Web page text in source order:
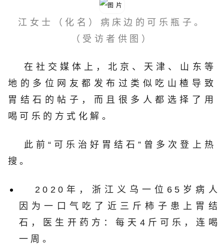
江女士（化名）病床边的可乐瓶子。
（受访者供图）
在社交媒体上，北京、天津、山东 等
地的多位网友都发布过类似吃山楂导致
胃结石的帖子，而且很多人都选择了用
喝可乐的方式化解。
此前“可乐治好胃结石”曾多次登上热
搜。
2020年，浙江义乌一位65岁病人
因为一口气吃了近三斤柿子患上胃结
石，医生开药方：每天4斤可乐，连喝
一周。